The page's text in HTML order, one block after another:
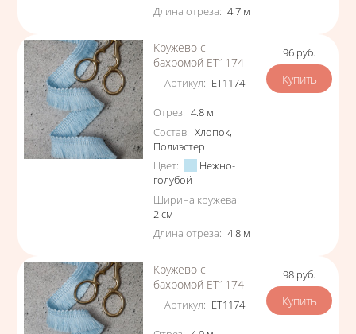
Длина отреза: 4.7 м
Кружево с
бахромой ЕТ1174
Артикул: ЕТ1174
Характеристики
Отрез: 4.8 м
Состав: Хлопок,
Полиэстер
Цвет:
Нежно-
голубой
Ширина кружева:
2 см
Длина отреза: 4.8 м
Цена
96 руб.
Кружево с
бахромой ЕТ1174
Артикул: ЕТ1174
Характеристики
Цена
98 руб.